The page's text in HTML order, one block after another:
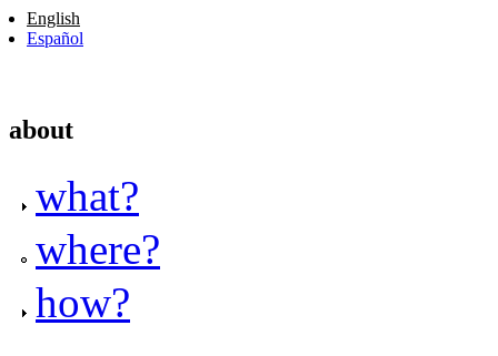
English
Español
about
what?
where?
how?